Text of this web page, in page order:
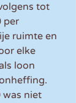
tot
per
ruimte en
elke
loon
was niet